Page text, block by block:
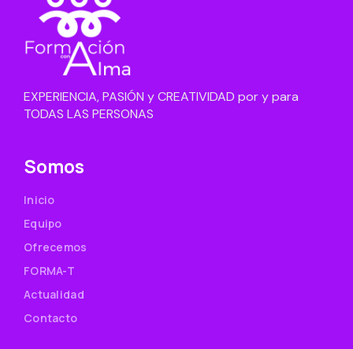
EXPERIENCIA, PASIÓN y CREATIVIDAD por y para
TODAS LAS PERSONAS
Somos
Inicio
Equipo
Ofrecemos
FORMA-T
Actualidad
Contacto